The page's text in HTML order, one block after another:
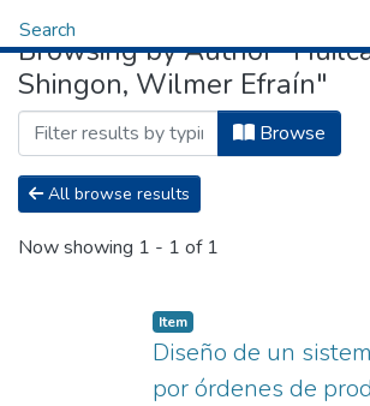
Search
Browsing by Author
Shingon, Wilmer Efraín"
Browse
All browse results
Now showing 1 - 1 of 1
Item
Diseño de un
por órdenes de